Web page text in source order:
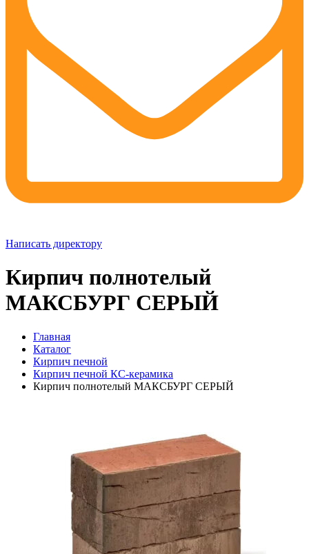
Написать директору
Кирпич полнотелый
МАКСБУРГ СЕРЫЙ
Главная
Каталог
Кирпич печной
Кирпич печной КС-керамика
Кирпич полнотелый МАКСБУРГ СЕРЫЙ